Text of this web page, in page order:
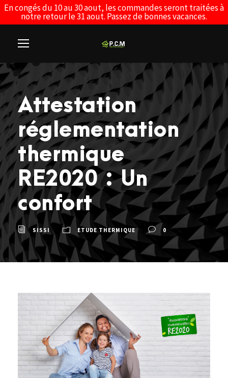
En congés du 10 au 30 aout, les commandes seront traitées à
notre retour le 31 aout. Passez de bonnes vacances.
Attestation
réglementation
thermique
RE2020 : Un
confort
SISSI ETUDE THERMIQUE 0